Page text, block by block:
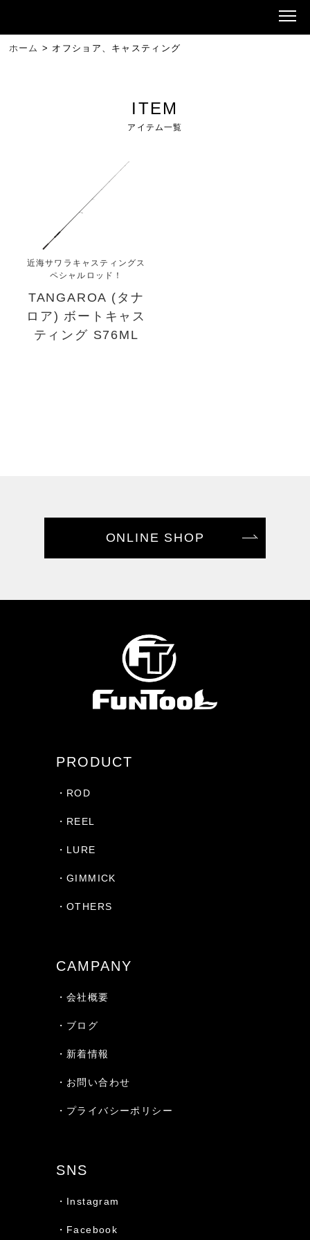
ホーム > オフショア、キャスティング
ITEM
アイテム一覧
近海サワラキャスティングス
ペシャルロッド！
TANGAROA (タナ
ロア) ボートキャス
ティング S76ML
ONLINE SHOP
PRODUCT
・ROD
・REEL
・LURE
・GIMMICK
・OTHERS
CAMPANY
・会社概要
・ブログ
・新着情報
・お問い合わせ
・プライバシーポリシー
SNS
・Instagram
・Facebook